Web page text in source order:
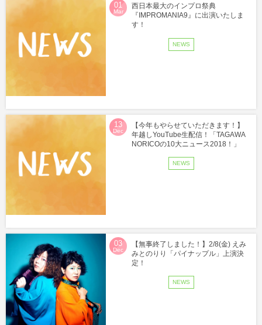
01
Mar
西日本最大のインプロ祭典
『IMPROMANIA9』に出演いたしま
す！
NEWS
13
Dec
【今年もやらせていただきます！】
年越しYouTube生配信！「TAGAWA
NORICOの10大ニュース2018！」
NEWS
03
Dec
【無事終了しました！】2/8(金) えみ
みとのりり「パイナップル」上演決
定！
NEWS